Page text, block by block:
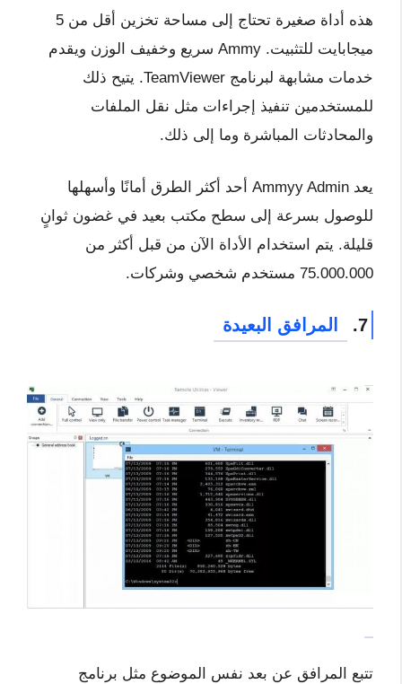
هذه أداة صغيرة تحتاج إلى مساحة تخزين أقل من 5
ميجابايت للتثبيت. Ammy سريع وخفيف الوزن ويقدم
خدمات مشابهة لبرنامج TeamViewer. يتيح ذلك
للمستخدمين تنفيذ إجراءات مثل نقل الملفات
والمحادثات المباشرة وما إلى ذلك.
يعد Ammyy Admin أحد أكثر الطرق أمانًا وأسهلها
للوصول بسرعة إلى سطح مكتب بعيد في غضون ثوانٍ
قليلة. يتم استخدام الأداة الآن من قبل أكثر من
75.000.000 مستخدم شخصي وشركات.
7. المرافق البعيدة
تتبع المرافق عن بعد نفس الموضوع مثل برنامج